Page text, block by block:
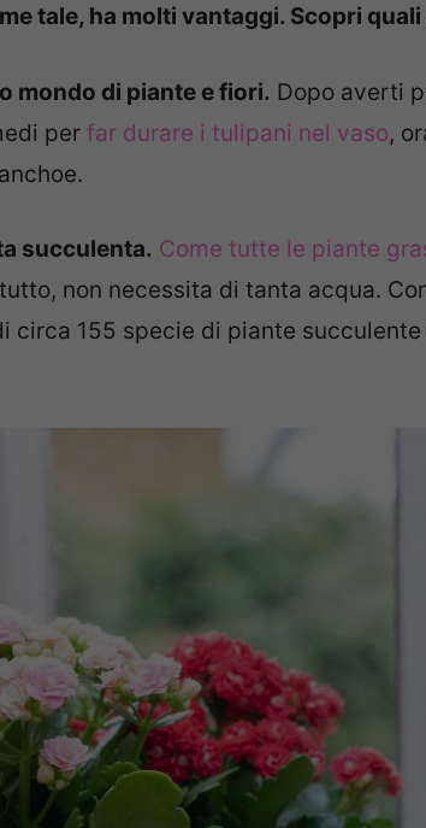
tale, ha molti vantaggi. Scopri
mondo di piante e fiori. Dopo averti
per far durare i tulipani nel vaso,
succulenta. Come tutte le piante
non necessita di tanta acqua.
circa 155 specie di piante succulente